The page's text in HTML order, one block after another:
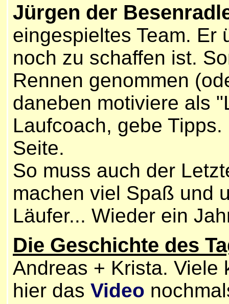
Jürgen der
eingespieltes Team. Er
noch zu schaffen ist.
Rennen genommen
daneben motiviere als
Laufcoach, gebe
Seite.
So muss auch der
machen viel Spaß und
Läufer... Wieder ein
Die Geschichte des
Andreas + Krista. Viele
hier das Video